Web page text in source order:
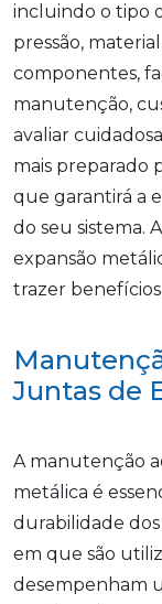
incluindo o tipo
pressão,
componentes,
manutenção,
avaliar
mais preparado
que garantirá a
do seu sistema.
expansão
trazer
Juntas de
A manutenção
metálica é
durabilidade
em que são
desempenham